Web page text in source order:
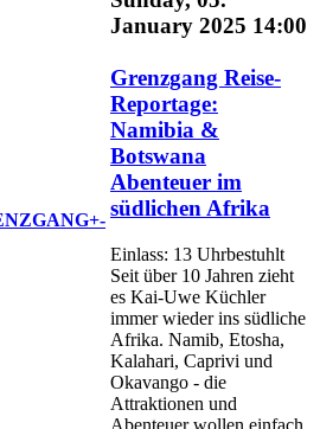
January 2025 14:00
Grenzgang Reise-
Reportage:
Namibia &
Botswana
Abenteuer im
südlichen Afrika
Einlass: 13 Uhrbestuhlt
Seit über 10 Jahren zieht
es Kai-Uwe Küchler
immer wieder ins südliche
Afrika. Namib, Etosha,
Kalahari, Caprivi und
Okavango - die
Attraktionen und
Abenteuer wollen einfach